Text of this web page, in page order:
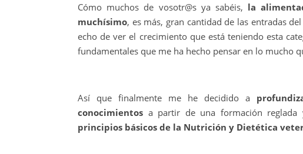
Cómo muchos de vosotr@s ya sabéis, la
muchísimo, es más, gran cantidad de las entradas
echo de ver el crecimiento que está teniendo esta
fundamentales que me ha hecho pensar en lo mucho
Así que finalmente me he decidido a
conocimientos a partir de una formación
principios básicos de la Nutrición y Dietética